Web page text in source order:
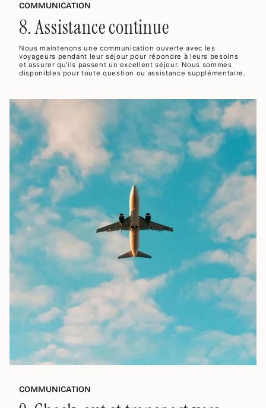
COMMUNICATION
8. Assistance continue
Nous maintenons une communication ouverte avec les
voyageurs pendant leur séjour pour répondre à leurs besoins
et assurer qu’ils passent un excellent séjour. Nous sommes
disponibles pour toute question ou assistance supplémentaire.
COMMUNICATION